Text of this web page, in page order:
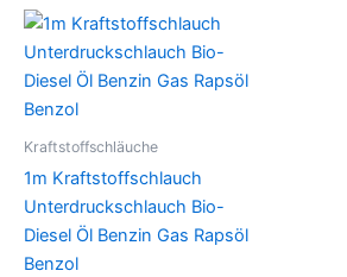
Varianten
auf.
Die
können
auf
der
Produktseite
Kraftstoffschläuche
1m Kraftstoffschlauch
Unterdruckschlauch Bio-
Diesel Öl Benzin Gas Rapsöl
Benzol